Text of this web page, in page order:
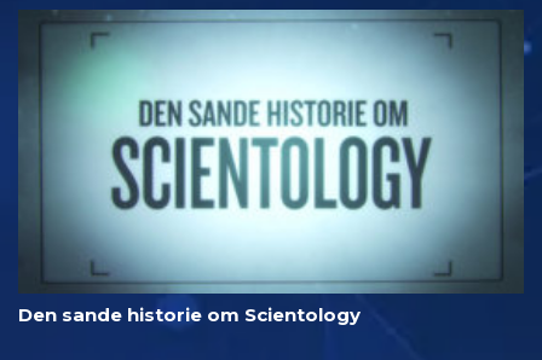
Den sande historie om Scientology